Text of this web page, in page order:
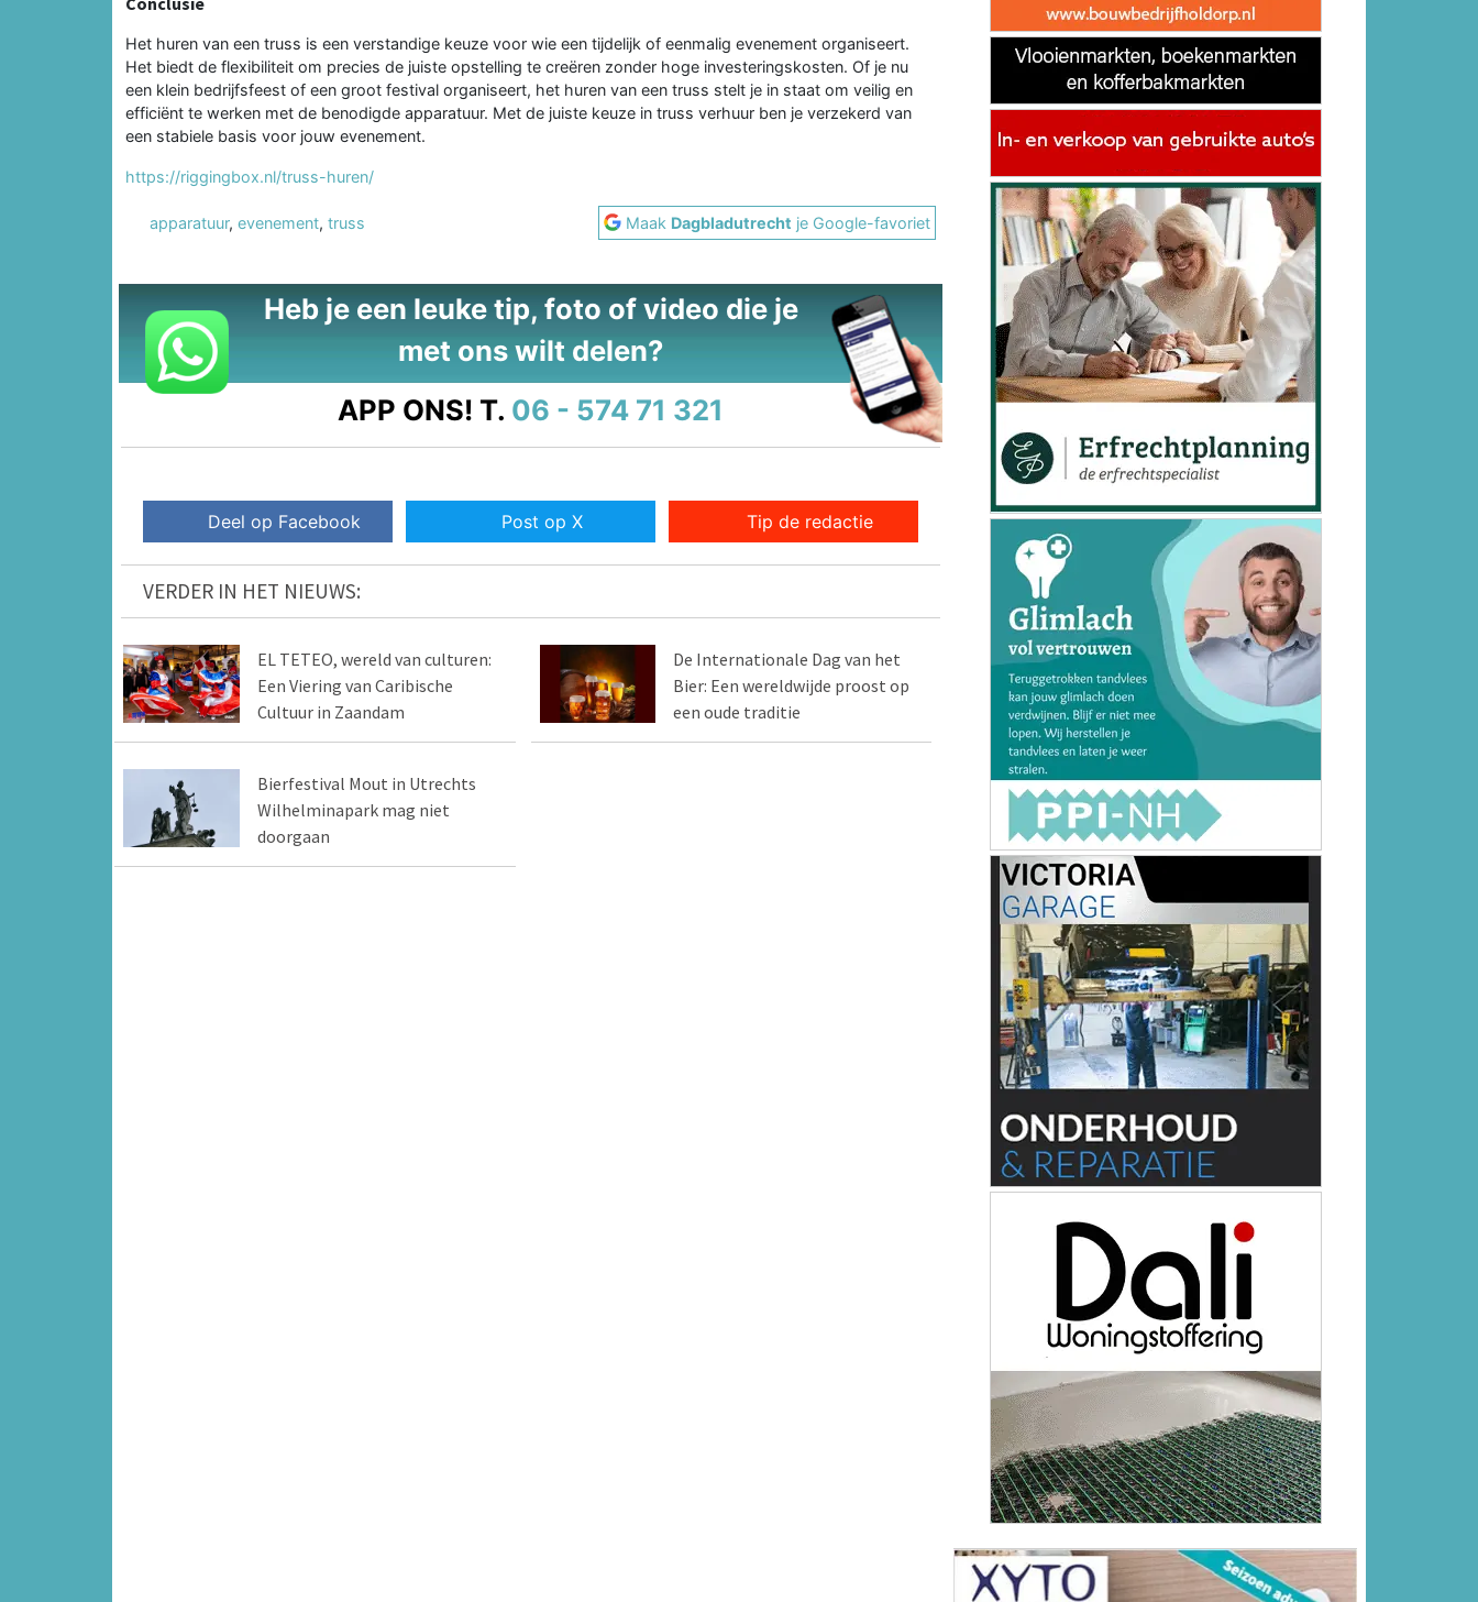
Het huren van een truss is een verstandige keuze voor wie een tijdelijk of eenmalig evenement organiseert.
Het biedt de flexibiliteit om precies de juiste opstelling te creëren zonder hoge investeringskosten. Of je nu
een klein bedrijfsfeest of een groot festival organiseert, het huren van een truss stelt je in staat om veilig en
efficiënt te werken met de benodigde apparatuur. Met de juiste keuze in truss verhuur ben je verzekerd van
een stabiele basis voor jouw evenement.
https://riggingbox.nl/truss-huren/
apparatuur, evenement, truss Maak Dagbladutrecht je Google-favoriet
Heb je een leuke tip, foto of video die je
met ons wilt delen?
APP ONS! T. 06 - 574 71 321
Deel op Facebook Post op X Tip de redactie
VERDER IN HET NIEUWS:
EL TETEO, wereld van culturen:
Een Viering van Caribische
Cultuur in Zaandam
De Internationale Dag van het
Bier: Een wereldwijde proost op
een oude traditie
Bierfestival Mout in Utrechts
Wilhelminapark mag niet
doorgaan